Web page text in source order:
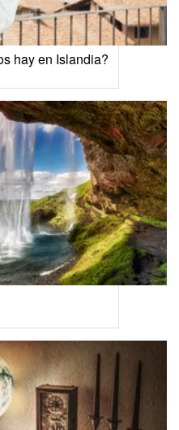
hay en Islandia?